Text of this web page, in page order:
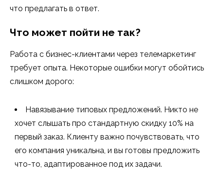
что предлагать в ответ.
Что может пойти не так?
Работа с бизнес-клиентами через телемаркетинг
требует опыта. Некоторые ошибки могут обойтись
слишком дорого:
Навязывание типовых предложений. Никто не
хочет слышать про стандартную скидку 10% на
первый заказ. Клиенту важно почувствовать, что
его компания уникальна, и вы готовы предложить
что-то, адаптированное под их задачи.